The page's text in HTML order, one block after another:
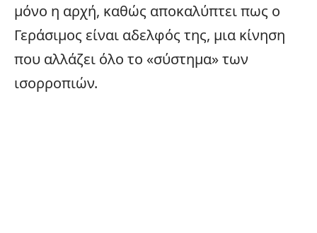
μόνο η αρχή, καθώς αποκαλύπτει πως ο
Γεράσιμος είναι αδελφός της, μια κίνηση
που αλλάζει όλο το «σύστημα» των
ισορροπιών.